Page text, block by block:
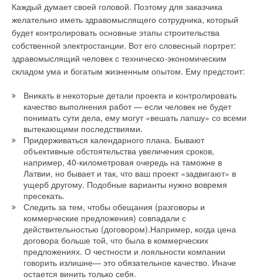
Каждый думает своей головой. Поэтому для заказчика
желательно иметь здравомыслящего сотрудника, который
будет контролировать основные этапы строительства
собственной электростанции. Вот его словесный портрет:
здравомыслящий человек с техническо-экономическим
складом ума и богатым жизненным опытом. Ему предстоит:
Вникать в некоторые детали проекта и контролировать
качество выполнения работ — если человек не будет
понимать сути дела, ему могут «вешать лапшу» со всеми
вытекающими последствиями.
Придерживаться календарного плана. Бывают
объективные обстоятельства увеличения сроков,
например, 40-километровая очередь на таможне в
Латвии, но бывает и так, что ваш проект «задвигают» в
ущерб другому. Подобные варианты нужно вовремя
пресекать.
Следить за тем, чтобы обещания (разговоры и
коммерческие предложения) совпадали с
действительностью (договором).Например, когда цена
договора больше той, что была в коммерческих
предложениях. О честности и лояльности компании
говорить излишне— это обязательное качество. Иначе
остается винить только себя.